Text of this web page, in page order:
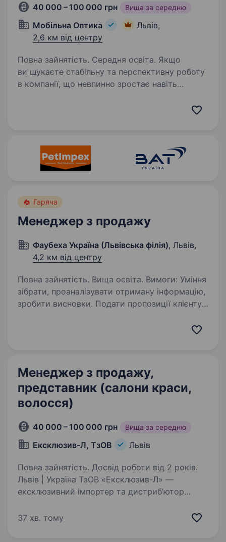
40 000 – 100 000 грн Вища за середню
Мобільна Оптика
Львів,
2,6 км від центру
Повна зайнятість. Середня освіта. Якщо
ви шукаєте стабільну та перспективну роботу
в компанії, що невпинно зростає навіть
«Мобільна оптика»! Ми перша в Україні виїзна
Гаряча
Менеджер з продажу
Фаубеха Україна (Львівська філія), Львів,
4,2 км від центру
Повна зайнятість. Вища освіта. Вимоги: Уміння
зібрати, проаналізувати отриману інформацію,
зробити висновки. Подати пропозиції клієнту.
Менеджер з продажу,
представник (салони краси,
волосся)
40 000 – 100 000 грн Вища за середню
Ексклюзив-Л, ТзОВ Львів
Повна зайнятість. Досвід роботи від 2 років.
Львів | Україна ТзОВ «Ексклюзив-Л» —
ексклюзивний імпортер та дистриб’ютор
Ми працюємо на ринку понад 20 років
37 хв. тому